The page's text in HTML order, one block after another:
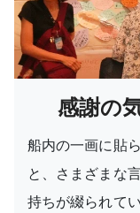
感謝の
船内の一画に貼
と、さまざまな
持ちが綴られて